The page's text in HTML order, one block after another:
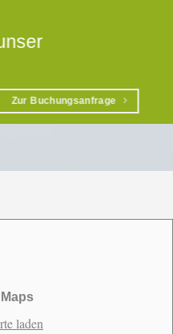
Zur Buchungsanfrage
laden